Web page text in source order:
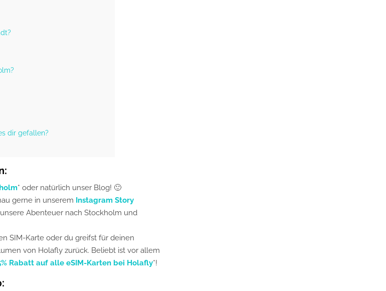
dir gefallen?
* oder natürlich unser Blog! 🙂
gerne in unserem Instagram Story
Abenteuer nach Stockholm und
SIM-Karte oder du greifst für deinen
von Holafly zurück. Beliebt ist vor allem
Rabatt auf alle eSIM-Karten bei Holafly*!